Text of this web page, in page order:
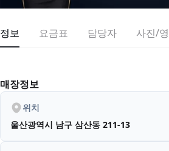
정보 요금표 담당자 사진/
매장정보
위치
울산광역시 남구 삼산동 211-13